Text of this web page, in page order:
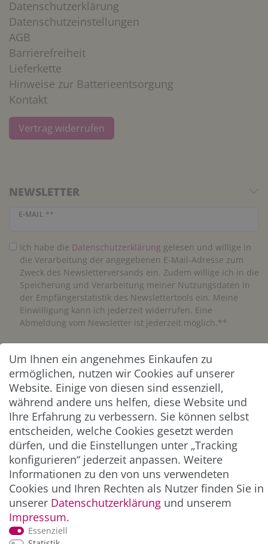
Datenschutzerklärung
Datenschutzeinstellungen
AGB
Barrierefreiheit
Lieferkette
Hinweise zur Batterieentsorgung
Kontakt
Vertrag widerrufen
NEWSLETTER
E-MAIL **
Newsletter Honig
Ich habe die Daten­schutz­erklärung gelesen und willige in
die Verarbeitung der angegebenen E-Mail-Adresse zum
Zweck des Newsletterversands ein. Zudem willige ich in die
Speicherung und Verarbeitung meiner Nutzungsdaten in
der Empfängerstatistik des Newslettertools ein. Meine
Einwilligung kann ich jederzeit widerrufen. Eine
Abmeldung vom Newsletter ist jederzeit möglich.**
Abonnieren
** Hierbei handelt es sich um ein Pflichtfeld.
ZAHLUNG & VERSAND
Um Ihnen ein angenehmes Einkaufen zu
ermöglichen, nutzen wir Cookies auf unserer
Website. Einige von diesen sind essenziell,
während andere uns helfen, diese Website und
Ihre Erfahrung zu verbessern. Sie können selbst
entscheiden, welche Cookies gesetzt werden
dürfen, und die Einstellungen unter „Tracking
konfigurieren“ jederzeit anpassen. Weitere
Informationen zu den von uns verwendeten
Cookies und Ihren Rechten als Nutzer finden Sie in
unserer Daten­schutz­erklärung und unserem
Impressum.
Essenziell